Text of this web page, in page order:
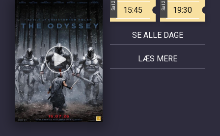
Sal 2 15:45 Sal 2 19:30
SE ALLE DAGE
LÆS MERE